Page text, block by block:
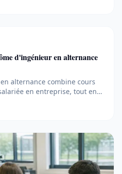
d'ingénieur en alternance
alternance combine cours
en entreprise, tout en
Cette double exposition
dès l'obtention du
ingénieurs, y compris dans
plus exigeant. Voici tout
avant de vous lancer dans
et formatrice.